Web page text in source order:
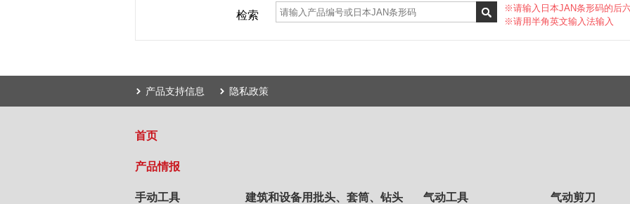
检索
※请输入日本JAN条形码的后
※请用半角英文输入法输入
产品支持信息 隐私政策
首页
产品情报
手动工具 建筑和设备用批头、套筒、钻头 气动工具 气动剪刀